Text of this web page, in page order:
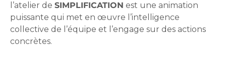
l’atelier de SIMPLIFICATION est une animation
puissante qui met en œuvre l’intelligence
collective de l’équipe et l’engage sur des actions
concrètes.